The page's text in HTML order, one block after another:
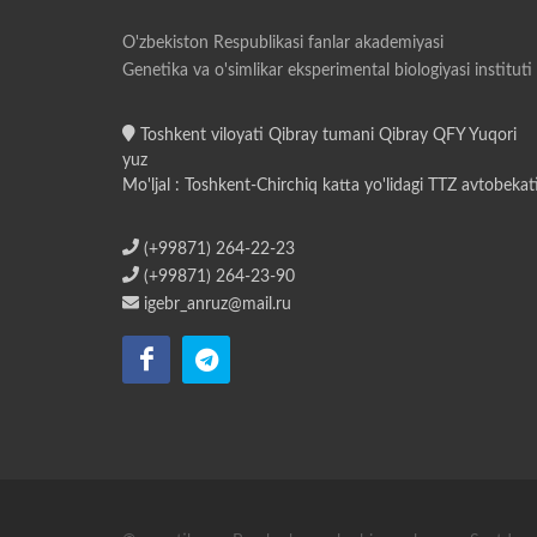
O'zbekiston Respublikasi fanlar akademiyasi
Genetika va o'simlikar eksperimental biologiyasi instituti
Toshkent viloyati Qibray tumani Qibray QFY Yuqori
yuz
Mo'ljal : Toshkent-Chirchiq katta yo'lidagi TTZ
(+99871) 264-22-23
(+99871) 264-23-90
igebr_anruz@mail.ru